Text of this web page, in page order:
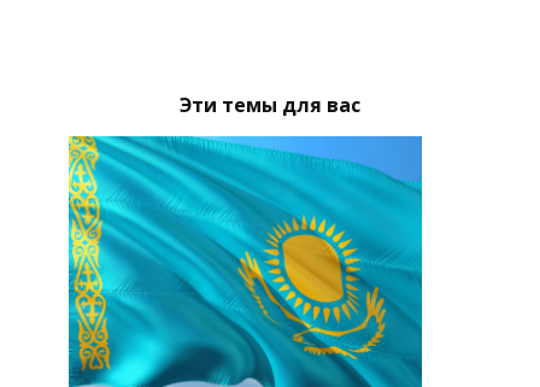
Эти темы для вас